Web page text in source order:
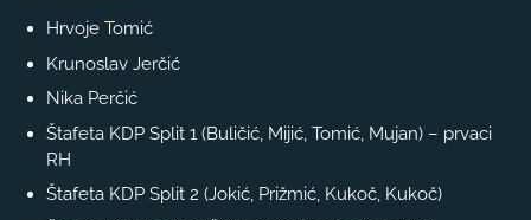
Hrvoje Tomić
Krunoslav Jerčić
Nika Perčić
Štafeta KDP Split 1 (Buličić, Mijić, Tomić, Mujan) – prvaci
RH
Štafeta KDP Split 2 (Jokić, Prižmić, Kukoč, Kukoč)